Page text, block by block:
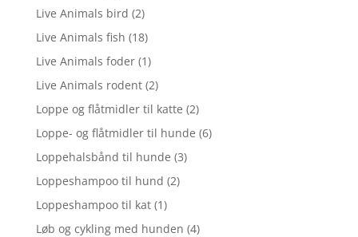
Live Animals bird (2)
Live Animals fish (18)
Live Animals foder (1)
Live Animals rodent (2)
Loppe og flåtmidler til katte (2)
Loppe- og flåtmidler til hunde (6)
Loppehalsbånd til hunde (3)
Loppeshampoo til hund (2)
Loppeshampoo til kat (1)
Løb og cykling med hunden (4)